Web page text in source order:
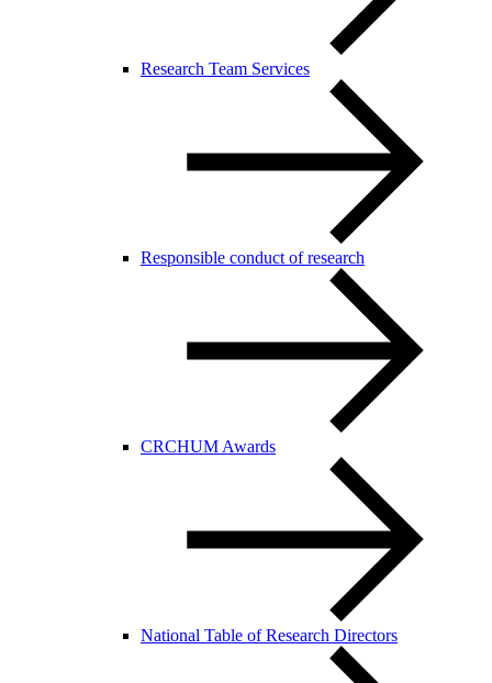
Research Team Services
Responsible conduct of research
CRCHUM Awards
National Table of Research Directors